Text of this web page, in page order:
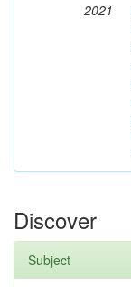
2021
Discover
Subject